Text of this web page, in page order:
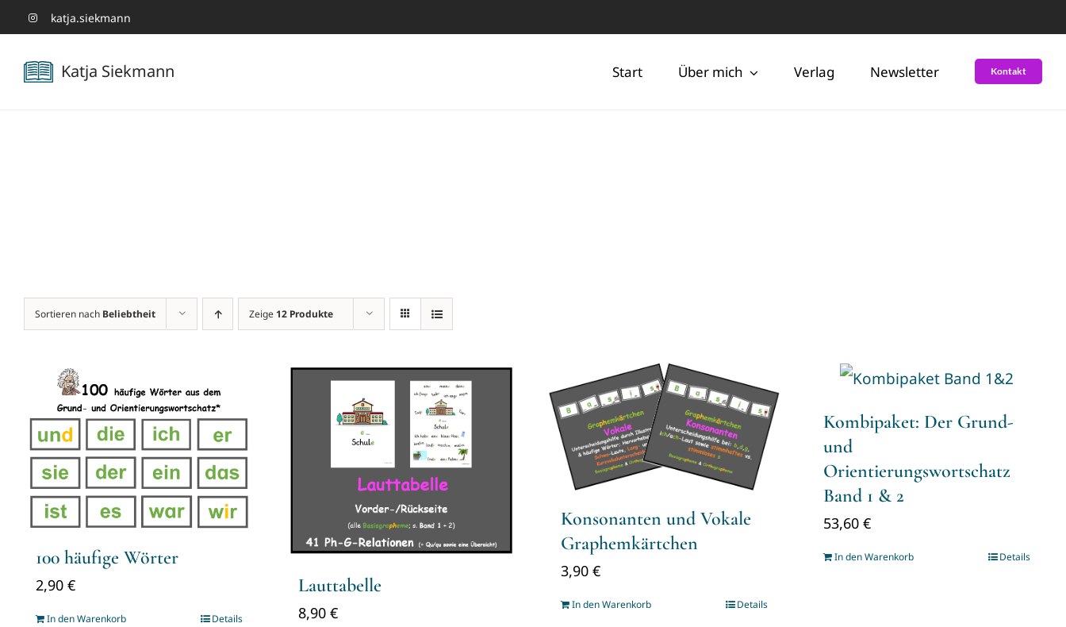
Zum
springen
katja.siekmann
Katja Siekmann Start Über mich Verlag Newsletter Kontakt
Sortieren nach Beliebtheit Zeige 12 Produkte
100 häufige Wörter
2,90 €
In den Warenkorb Details
Lauttabelle
8,90 €
Konsonanten und Vokale
Graphemkärtchen
3,90 €
In den Warenkorb Details
Kombipaket: Der Grund-
und
Orientierungswortschatz
Band 1 & 2
53,60 €
In den Warenkorb Details